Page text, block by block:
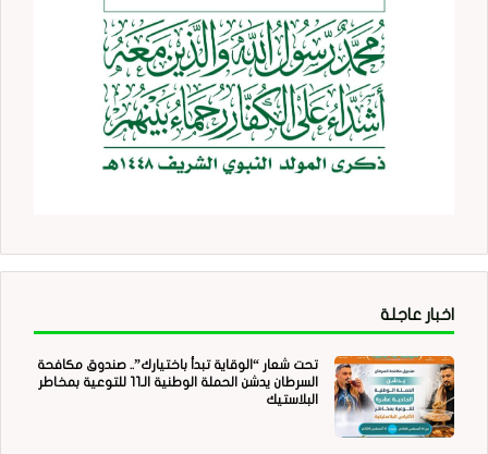
اخبار عاجلة
تحت شعار “الوقاية تبدأ باختيارك”.. صندوق مكافحة
السرطان يدشن الحملة الوطنية الـ11 للتوعية بمخاطر
البلاستيك